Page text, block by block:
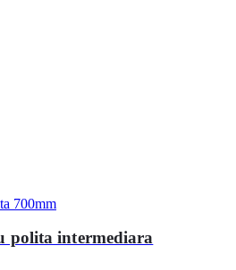
700mm
polita intermediara